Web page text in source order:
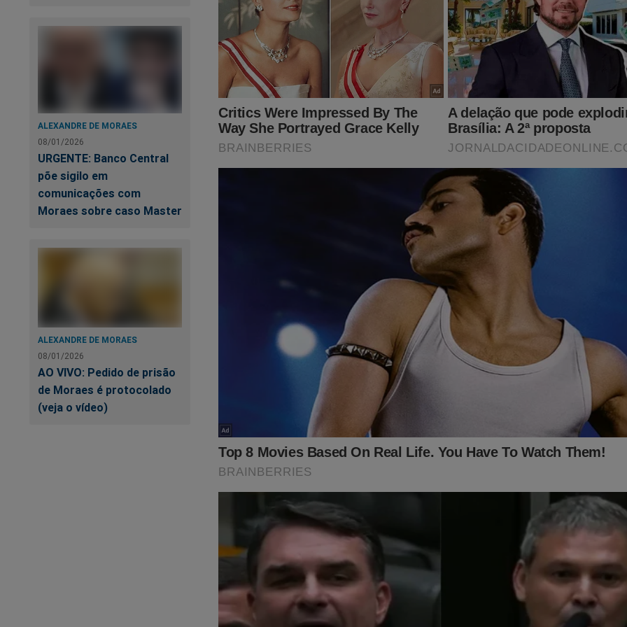
ALEXANDRE DE MORAES
08/01/2026
URGENTE: Banco Central
põe sigilo em
comunicações com
Moraes sobre caso Master
ALEXANDRE DE MORAES
08/01/2026
AO VIVO: Pedido de prisão
de Moraes é protocolado
(veja o vídeo)
Galfarros: Que tipo de gente é essa que deseja um ladrão
dirigir os destinos de nação?
A eleição está chegando... Está na hora de você estampar todo o seu amor pelo
Já garantiu a sua camiseta, bandeira e faixa?
Tudo isso e muito mais você encontra no Shopping Conservador...
A maior loja patriota do Brasil!!
Clique no link abaixo:
https://www.shoppingconservador.com.br/
O Brasil precisa de você!
Caso queira, doe qualquer valor ao Jornal da Cidade Online pelo PIX (chave:
pix@jornaldacidadeonline.com.br ou 16.434.831/0001-01).